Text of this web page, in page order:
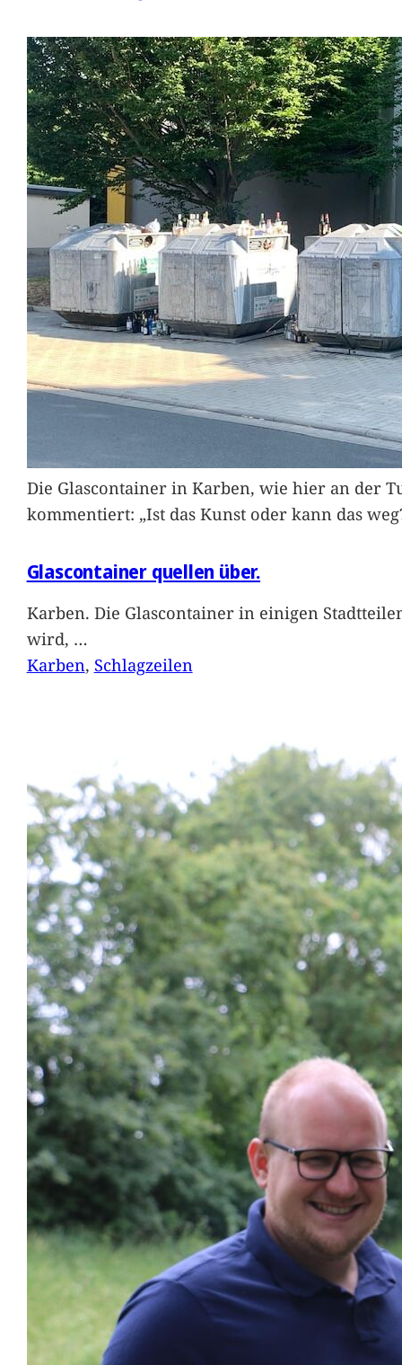
Die Glascontainer in Karben, wie hier an der
kommentiert: „Ist das Kunst oder kann das
Glascontainer quellen über.
Karben. Die Glascontainer in einigen
wird, …
Karben, Schlagzeilen